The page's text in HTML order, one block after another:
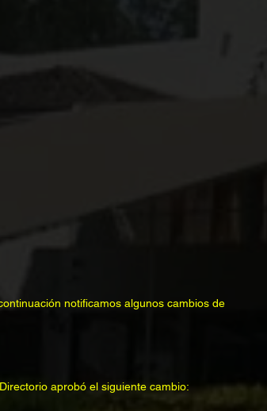
notificamos algunos cambios de
aprobó el siguiente cambio: